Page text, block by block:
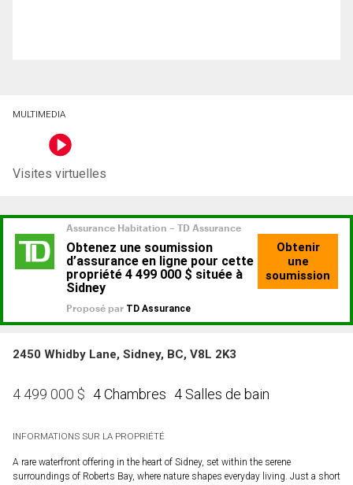
MULTIMEDIA
Visites virtuelles
2450 Whidby Lane, Sidney, BC, V8L 2K3
4 499 000 $ 4 Chambres 4 Salles de bain
INFORMATIONS SUR LA PROPRIÉTÉ
A rare waterfront offering in the heart of Sidney, set within the serene
surroundings of Roberts Bay, where nature shapes everyday living. Just a short